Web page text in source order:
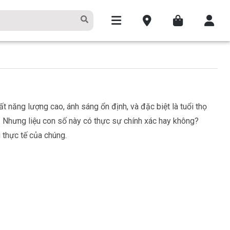
năng lượng cao, ánh sáng ổn định, và đặc biệt là tuổi thọ
liệu con số này có thực sự chính xác hay không?
tế của chúng.